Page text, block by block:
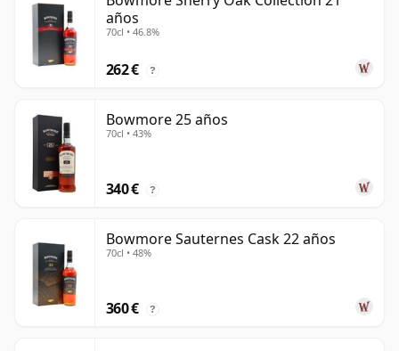
años
70cl • 46.8%
262 € ?
Bowmore 25 años
70cl • 43%
340 € ?
Bowmore Sauternes Cask 22 años
70cl • 48%
360 € ?